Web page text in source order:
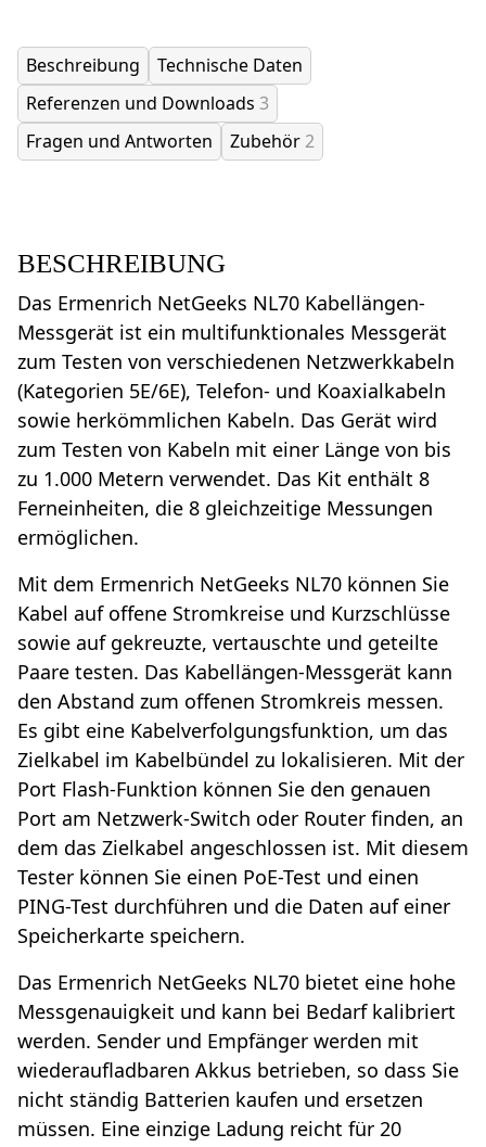
Beschreibung
Technische Daten
Referenzen und Downloads 3
Fragen und Antworten
Zubehör 2
BESCHREIBUNG
Das Ermenrich NetGeeks NL70 Kabellängen-
Messgerät ist ein multifunktionales Messgerät
zum Testen von verschiedenen Netzwerkkabeln
(Kategorien 5E/6E), Telefon- und Koaxialkabeln
sowie herkömmlichen Kabeln. Das Gerät wird
zum Testen von Kabeln mit einer Länge von bis
zu 1.000 Metern verwendet. Das Kit enthält 8
Ferneinheiten, die 8 gleichzeitige Messungen
ermöglichen.
Mit dem Ermenrich NetGeeks NL70 können Sie
Kabel auf offene Stromkreise und Kurzschlüsse
sowie auf gekreuzte, vertauschte und geteilte
Paare testen. Das Kabellängen-Messgerät kann
den Abstand zum offenen Stromkreis messen.
Es gibt eine Kabelverfolgungsfunktion, um das
Zielkabel im Kabelbündel zu lokalisieren. Mit der
Port Flash-Funktion können Sie den genauen
Port am Netzwerk-Switch oder Router finden, an
dem das Zielkabel angeschlossen ist. Mit diesem
Tester können Sie einen PoE-Test und einen
PING-Test durchführen und die Daten auf einer
Speicherkarte speichern.
Das Ermenrich NetGeeks NL70 bietet eine hohe
Messgenauigkeit und kann bei Bedarf kalibriert
werden. Sender und Empfänger werden mit
wiederaufladbaren Akkus betrieben, so dass Sie
nicht ständig Batterien kaufen und ersetzen
müssen. Eine einzige Ladung reicht für 20